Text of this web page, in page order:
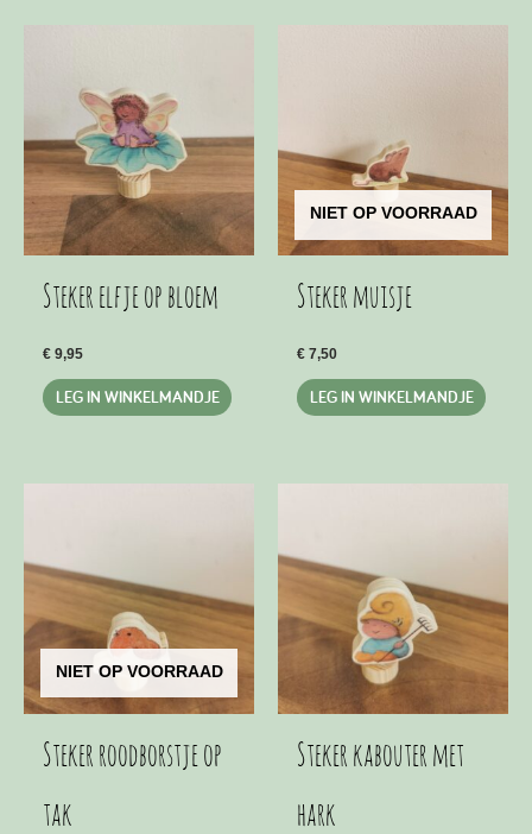
Steker elfje op bloem
€ 9,95
LEG IN WINKELMANDJE
NIET OP VOORRAAD
Steker muisje
€ 7,50
LEG IN WINKELMANDJE
NIET OP VOORRAAD
Steker roodborstje op
tak
Steker kabouter met
hark